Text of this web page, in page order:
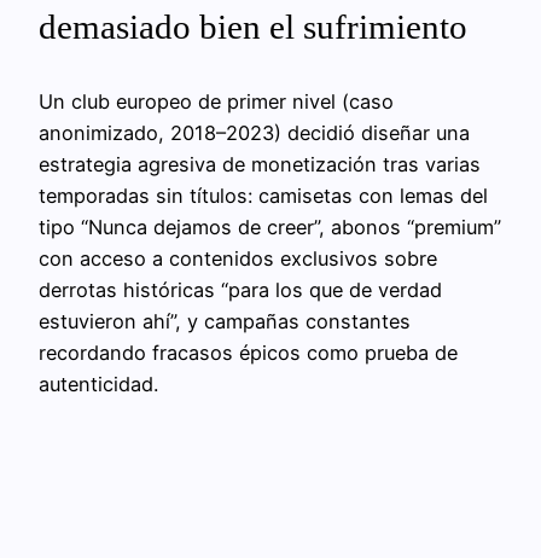
demasiado bien el sufrimiento
Un club europeo de primer nivel (caso
anonimizado, 2018–2023) decidió diseñar una
estrategia agresiva de monetización tras varias
temporadas sin títulos: camisetas con lemas del
tipo “Nunca dejamos de creer”, abonos “premium”
con acceso a contenidos exclusivos sobre
derrotas históricas “para los que de verdad
estuvieron ahí”, y campañas constantes
recordando fracasos épicos como prueba de
autenticidad.